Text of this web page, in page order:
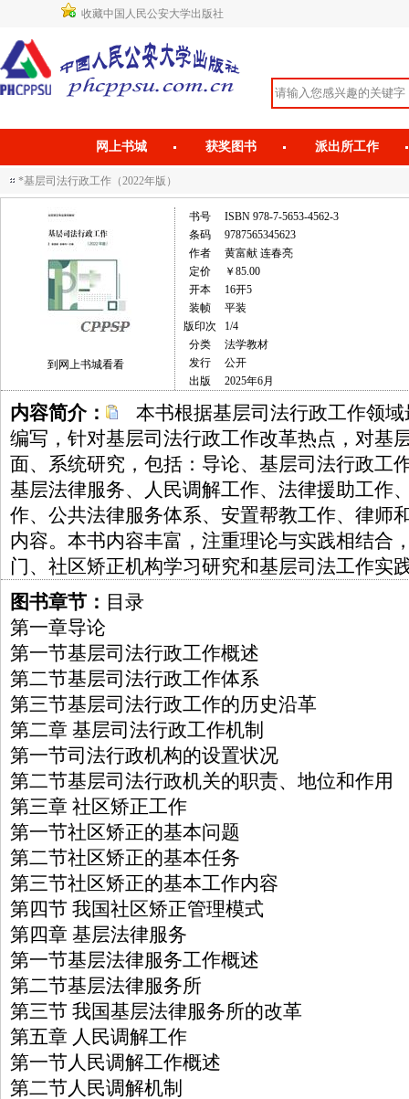
收藏中国人民公安大学出版社
网上书城 获奖图书 派出所工作
*基层司法行政工作（2022年版）
到网上书城看看
书号
ISBN 978-7-5653-4562-3
条码
9787565345623
作者
黄富献 连春亮
定价
￥85.00
开本
16开5
装帧
平装
版印次
1/4
分类
法学教材
发行
公开
出版
2025年6月
内容简介：
本书根据基层司法行政工作领
编写，针对基层司法行政工作改革热点，对基
面、系统研究，包括：导论、基层司法行政工
基层法律服务、人民调解工作、法律援助工作
作、公共法律服务体系、安置帮教工作、律师
内容。本书内容丰富，注重理论与实践相结合
门、社区矫正机构学习研究和基层司法工作实
图书章节： 目录
第一章导论
第一节基层司法行政工作概述
第二节基层司法行政工作体系
第三节基层司法行政工作的历史沿革
第二章 基层司法行政工作机制
第一节司法行政机构的设置状况
第二节基层司法行政机关的职责、地位和作用
第三章 社区矫正工作
第一节社区矫正的基本问题
第二节社区矫正的基本任务
第三节社区矫正的基本工作内容
第四节 我国社区矫正管理模式
第四章 基层法律服务
第一节基层法律服务工作概述
第二节基层法律服务所
第三节 我国基层法律服务所的改革
第五章 人民调解工作
第一节人民调解工作概述
第二节人民调解机制